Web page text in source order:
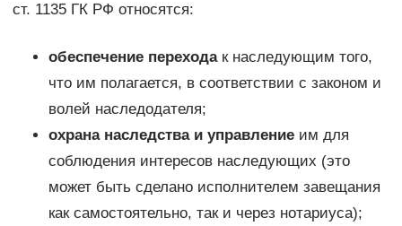
ст. 1135 ГК РФ относятся:
обеспечение переходак наследующим того,
что им полагается, в соответствии с законом и
волей наследодателя;
охрана наследства и управлениеим для
соблюдения интересов наследующих (это
может быть сделано исполнителем завещания
как самостоятельно, так и через нотариуса);